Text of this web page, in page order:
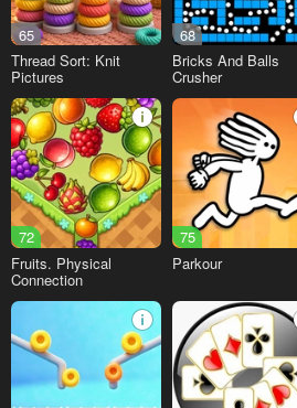
65
Thread Sort: Knit
Pictures
68
Bricks And Balls
Crusher
72
Fruits. Physical
Connection
75
Parkour